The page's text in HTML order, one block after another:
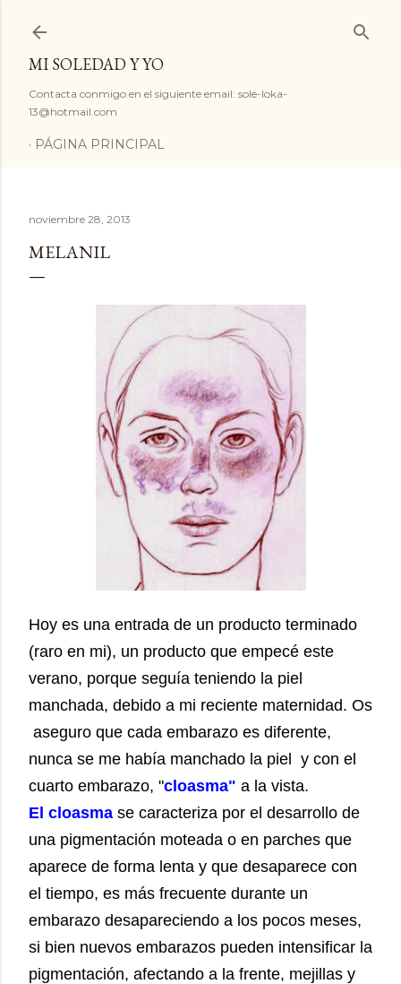
MI SOLEDAD Y YO
Contacta conmigo en el siguiente email: sole-loka-
13@hotmail.com
PÁGINA PRINCIPAL
noviembre 28, 2013
MELANIL
Hoy es una entrada de un producto terminado
(raro en mi), un producto que empecé este
verano, porque seguía teniendo la piel
manchada, debido a mi reciente maternidad. Os
aseguro que cada embarazo es diferente,
nunca se me había manchado la piel y con el
cuarto embarazo, "cloasma" a la vista.
El cloasma se caracteriza por el desarrollo de
una pigmentación moteada o en parches que
aparece de forma lenta y que desaparece con
el tiempo, es más frecuente durante un
embarazo desapareciendo a los pocos meses,
si bien nuevos embarazos pueden intensificar la
pigmentación, afectando a la frente, mejillas y